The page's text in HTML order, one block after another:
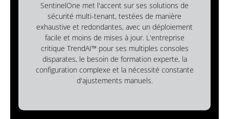
SentinelOne met l'accent sur ses solutions de
sécurité multi-tenant, testées de manière
exhaustive et redondantes, avec un déploiement
facile et moins de mises à jour. L'entreprise
critique TrendAI™ pour ses multiples consoles
disparates, le besoin de formation experte, la
configuration complexe et la nécessité constante
d'ajustements manuels.